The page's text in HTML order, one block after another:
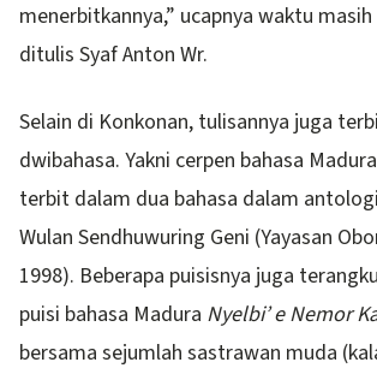
menerbitkannya,” ucapnya waktu
ditulis Syaf Anton Wr.
Selain di Konkonan, tulisannya juga
dwibahasa. Yakni cerpen bahasa
terbit dalam dua bahasa dalam
Wulan Sendhuwuring Geni (Yayasan
1998). Beberapa puisisnya juga
puisi bahasa Madura Nyelbi’ e Nemor
bersama sejumlah sastrawan muda